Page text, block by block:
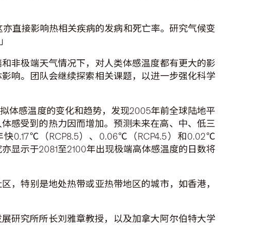
直接影响热相关疾病的发病和死亡率。研究气候变
非极端天气情况下，对人类体感温度都有更大的影
响。团队会继续探索相关课题，以进一步强化科学
体感温度的变化和趋势，发现2005年前全球陆地平
感受到的热力因而增加。预测未来在高、中、低三
0.17℃（RCP8.5）、0.06℃（RCP4.5）和0.02℃
显示于2081至2100年出现极端高体感温度的日数将
，特别是地处热带或亚热带地区的城市，如香港，
研究所所长刘雅章教授，以及加拿大阿尔伯特大学